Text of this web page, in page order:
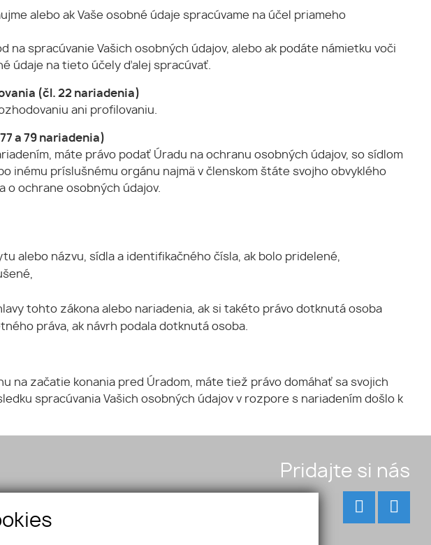
alebo ak Vaše osobné údaje spracúvame na účel priameho
spracúvanie Vašich osobných údajov, alebo ak podáte námietku voči
údaje na tieto účely ďalej spracúvať.
(čl. 22 nariadenia)
ani profilovaniu.
a 79 nariadenia)
máte právo podať Úradu na ochranu osobných údajov, so sídlom
inému príslušnému orgánu najmä v členskom štáte svojho obvyklého
o ochrane osobných údajov.
alebo názvu, sídla a identifikačného čísla, ak bolo pridelené,
tohto zákona alebo nariadenia, ak si takéto právo dotknutá osoba
práva, ak návrh podala dotknutá osoba.
na začatie konania pred Úradom, máte tiež právo domáhať sa svojich
spracúvania Vašich osobných údajov v rozpore s nariadením došlo k
Pridajte si nás